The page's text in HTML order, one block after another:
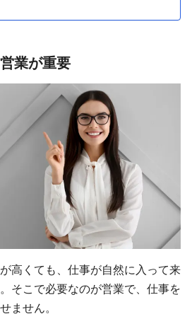
業が重要
高くても、仕事が自然に入って来
そこで必要なのが営業で、仕事を
ません。